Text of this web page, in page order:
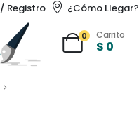
Registro ¿Cómo Llegar?
0 Carrito
$ 0